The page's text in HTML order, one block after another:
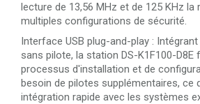
lecture de 13,56 MHz et de 125 KHz la
multiples configurations de sécurité.
Interface USB plug-and-play :
sans pilote, la station DS-K1F100-D8E
processus d'installation et de
besoin de pilotes supplémentaires, ce
intégration rapide avec les systèmes